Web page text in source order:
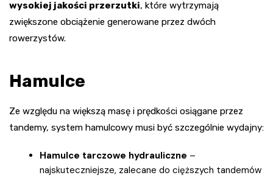
wysokiej jakości przerzutki, które wytrzymają
zwiększone obciążenie generowane przez dwóch
rowerzystów.
Hamulce
Ze względu na większą masę i prędkości osiągane przez
tandemy, system hamulcowy musi być szczególnie wydajny:
Hamulce tarczowe hydrauliczne –
najskuteczniejsze, zalecane do cięższych tandemów